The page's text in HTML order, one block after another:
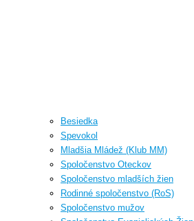
Besiedka
Spevokol
Mladšia Mládež (Klub MM)
Spoločenstvo Oteckov
Spoločenstvo mladších žien
Rodinné spoločenstvo (RoS)
Spoločenstvo mužov